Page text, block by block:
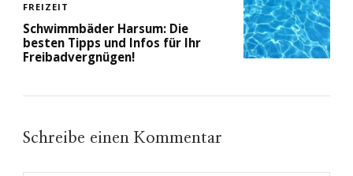
FREIZEIT
Schwimmbäder Harsum: Die
besten Tipps und Infos für Ihr
Freibadvergnügen!
Schreibe einen Kommentar